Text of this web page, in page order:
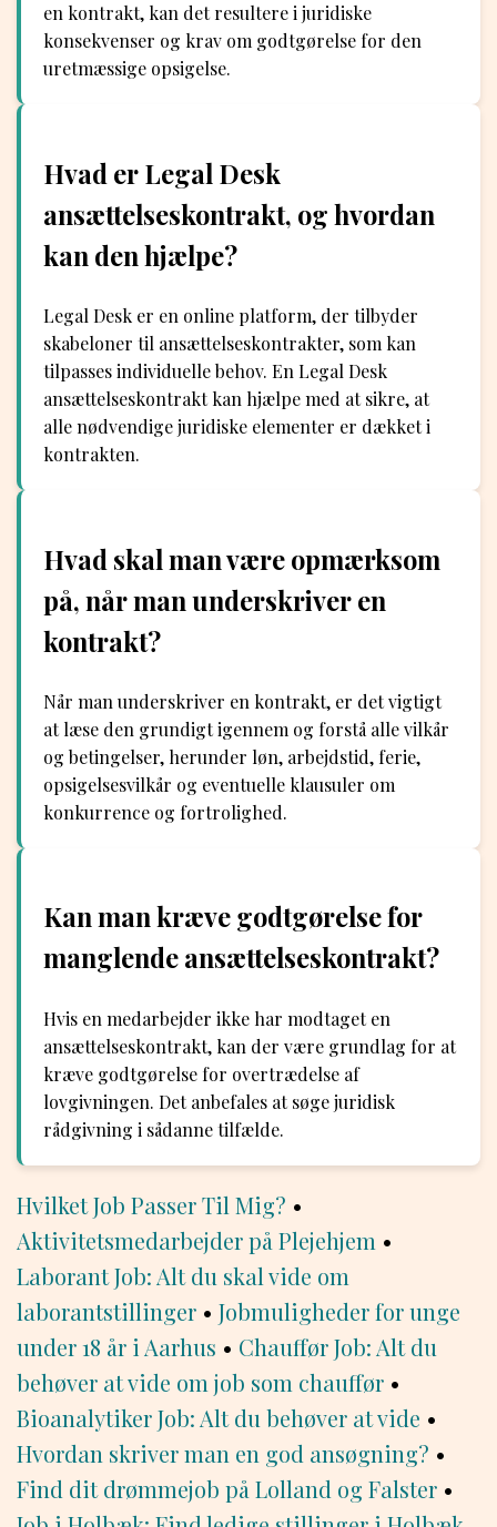
en kontrakt, kan det resultere i juridiske
konsekvenser og krav om godtgørelse for den
uretmæssige opsigelse.
Hvad er Legal Desk
ansættelseskontrakt, og hvordan
kan den hjælpe?
Legal Desk er en online platform, der tilbyder
skabeloner til ansættelseskontrakter, som kan
tilpasses individuelle behov. En Legal Desk
ansættelseskontrakt kan hjælpe med at sikre, at
alle nødvendige juridiske elementer er dækket i
kontrakten.
Hvad skal man være opmærksom
på, når man underskriver en
kontrakt?
Når man underskriver en kontrakt, er det vigtigt
at læse den grundigt igennem og forstå alle vilkår
og betingelser, herunder løn, arbejdstid, ferie,
opsigelsesvilkår og eventuelle klausuler om
konkurrence og fortrolighed.
Kan man kræve godtgørelse for
manglende ansættelseskontrakt?
Hvis en medarbejder ikke har modtaget en
ansættelseskontrakt, kan der være grundlag for at
kræve godtgørelse for overtrædelse af
lovgivningen. Det anbefales at søge juridisk
rådgivning i sådanne tilfælde.
Hvilket Job Passer Til Mig? •
Aktivitetsmedarbejder på Plejehjem •
Laborant Job: Alt du skal vide om
laborantstillinger • Jobmuligheder for unge
under 18 år i Aarhus • Chauffør Job: Alt du
behøver at vide om job som chauffør •
Bioanalytiker Job: Alt du behøver at vide •
Hvordan skriver man en god ansøgning? •
Find dit drømmejob på Lolland og Falster •